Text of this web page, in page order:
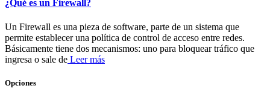
¿Qué es un Firewall?
Un Firewall es una pieza de software, parte de un sistema que
permite establecer una política de control de acceso entre redes.
Básicamente tiene dos mecanismos: uno para bloquear tráfico que
ingresa o sale de Leer más
Opciones